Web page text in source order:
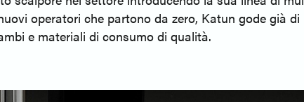
operatori che partono da zero, Katun gode già
e materiali di consumo di qualità.